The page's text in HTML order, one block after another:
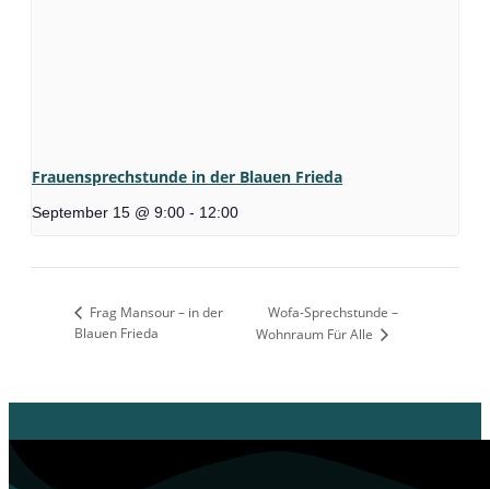
Frauensprechstunde in der Blauen Frieda
September 15 @ 9:00 - 12:00
Frag Mansour – in der
Blauen Frieda
Wofa-Sprechstunde –
Wohnraum Für Alle